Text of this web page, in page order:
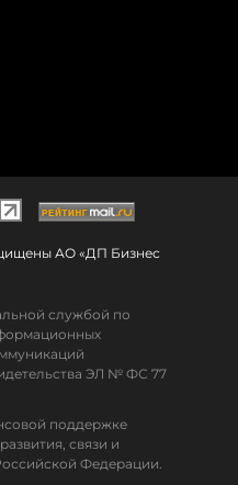
АО «ДП Бизнес
службой по
ЭЛ № ФС 77
поддержке
связи и
Федерации.